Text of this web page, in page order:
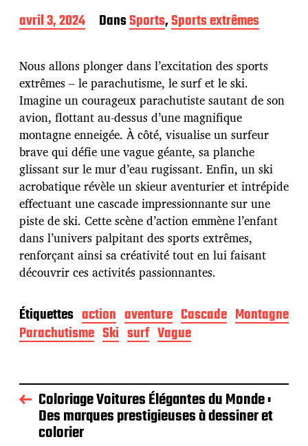
D
a
e
d
e
p
u
b
l
i
c
a
t
i
o
n
avril 3, 2024 DansSports,Sports extrêmes
Nous allons plonger dans l’excitation des sports
extrêmes – le parachutisme, le surf et le ski.
Imagine un courageux parachutiste sautant de son
avion, flottant au-dessus d’une magnifique
montagne enneigée. À côté, visualise un surfeur
brave qui défie une vague géante, sa planche
glissant sur le mur d’eau rugissant. Enfin, un ski
acrobatique révèle un skieur aventurier et intrépide
effectuant une cascade impressionnante sur une
piste de ski. Cette scène d’action emmène l’enfant
dans l’univers palpitant des sports extrêmes,
renforçant ainsi sa créativité tout en lui faisant
découvrir ces activités passionnantes.
Étiquettes action aventure Cascade Montagne
Parachutisme Ski surf Vague
Coloriage Voitures Élégantes du Monde :
Des marques prestigieuses à dessiner et
colorier